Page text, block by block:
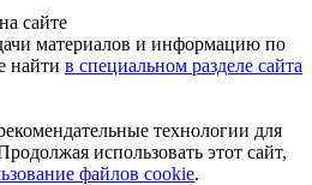
сайте
материалов и информацию по
найти в специальном разделе сайта
технологии для
использовать этот сайт,
файлов cookie.